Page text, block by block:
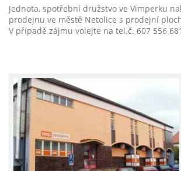
Jednota, spotřební družstvo ve Vimperku
prodejnu ve městě Netolice s prodejní
V případě zájmu volejte na tel.č. 607 556